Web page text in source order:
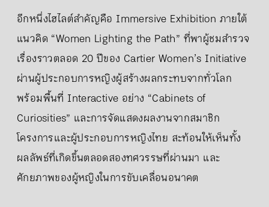
อีกหนึ่งไฮไลต์สำคัญคือ Immersive Exhibition ภายใต้
แนวคิด “Women Lighting the Path” ที่พาผู้ชมสำรวจ
เรื่องราวตลอด 20 ปีของ Cartier Women’s Initiative
ผ่านผู้ประกอบการหญิงผู้สร้างผลกระทบจากทั่วโลก
พร้อมพื้นที่ Interactive อย่าง “Cabinets of
Curiosities” และการจัดแสดงผลงานจากสมาชิก
โครงการและผู้ประกอบการหญิงไทย สะท้อนให้เห็นทั้ง
ผลลัพธ์ที่เกิดขึ้นตลอดสองทศวรรษที่ผ่านมา และ
ศักยภาพของผู้หญิงในการขับเคลื่อนอนาคต